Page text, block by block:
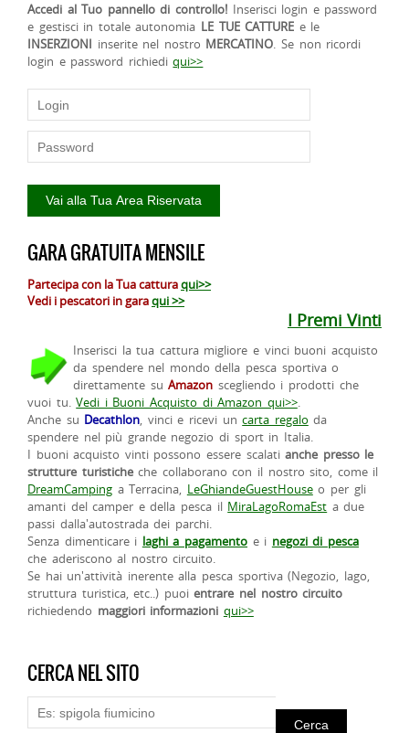
Accedi al Tuo pannello di controllo! Inserisci login e password
e gestisci in totale autonomia LE TUE CATTURE e le
INSERZIONI inserite nel nostro MERCATINO. Se non ricordi
login e password richiediqui>>
GARA GRATUITA MENSILE
Partecipa con la Tua catturaqui>>
Vedi i pescatori in garaqui >>
I Premi Vinti
Inserisci la tua cattura migliore e vinci buoni acquisto
da spendere nel mondo della pesca sportiva o
direttamente suAmazon scegliendo i prodotti che
vuoi tu.Vedi i Buoni Acquisto di Amazon qui>>.
Anche su Decathlon, vinci e ricevi uncarta regalo da
spendere nel più grande negozio di sport in Italia.
I buoni acquisto vinti possono essere scalatianche presso le
strutture turisticheche collaborano con il nostro sito, come il
DreamCamping a Terracina, LeGhiandeGuestHouseo per gli
amanti del camper e della pesca il MiraLagoRomaEst a due
passi dalla'autostrada dei parchi.
Senza dimenticare i laghi a pagamento e i negozi di pesca
che aderiscono al nostro circuito.
Se hai un'attività inerente alla pesca sportiva (Negozio, lago,
struttura turistica, etc..) puoientrare nel nostro circuito
richiedendo maggiori informazioni qui>>
CERCA NEL SITO